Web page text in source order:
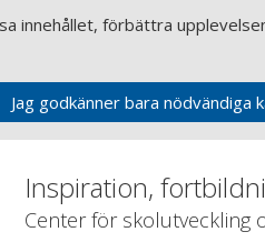
innehållet, förbättra
Jag godkänner bara nödvändiga
Inspiration,
Center för skolutveckling